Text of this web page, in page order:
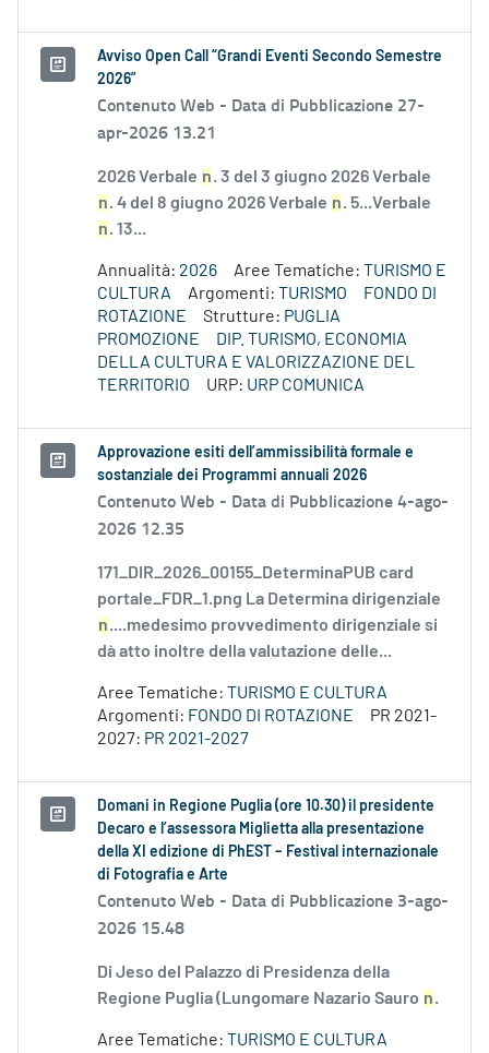
Avviso Open Call “Grandi Eventi Secondo Semestre
2026”
Contenuto Web - Data di Pubblicazione 27-
apr-2026 13.21
2026 Verbale n. 3 del 3 giugno 2026 Verbale
n. 4 del 8 giugno 2026 Verbale n. 5...Verbale
n. 13...
Annualità: 2026 Aree Tematiche: TURISMO E
CULTURA
Argomenti: TURISMO
FONDO DI
ROTAZIONE
Strutture: PUGLIA
PROMOZIONE
DIP. TURISMO, ECONOMIA
DELLA CULTURA E VALORIZZAZIONE DEL
TERRITORIO
URP: URP COMUNICA
Approvazione esiti dell’ammissibilità formale e
sostanziale dei Programmi annuali 2026
Contenuto Web - Data di Pubblicazione 4-ago-
2026 12.35
171_DIR_2026_00155_DeterminaPUB card
portale_FDR_1.png La Determina dirigenziale
n....medesimo provvedimento dirigenziale si
dà atto inoltre della valutazione delle...
Aree Tematiche: TURISMO E CULTURA
Argomenti: FONDO DI ROTAZIONE
PR 2021-
2027: PR 2021-2027
Domani in Regione Puglia (ore 10.30) il presidente
Decaro e l’assessora Miglietta alla presentazione
della XI edizione di PhEST – Festival internazionale
di Fotografia e Arte
Contenuto Web - Data di Pubblicazione 3-ago-
2026 15.48
Di Jeso del Palazzo di Presidenza della
Regione Puglia (Lungomare Nazario Sauro n.
Aree Tematiche: TURISMO E CULTURA